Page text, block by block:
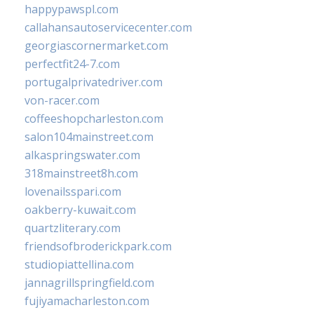
happypawspl.com
callahansautoservicecenter.com
georgiascornermarket.com
perfectfit24-7.com
portugalprivatedriver.com
von-racer.com
coffeeshopcharleston.com
salon104mainstreet.com
alkaspringswater.com
318mainstreet8h.com
lovenailsspari.com
oakberry-kuwait.com
quartzliterary.com
friendsofbroderickpark.com
studiopiattellina.com
jannagrillspringfield.com
fujiyamacharleston.com